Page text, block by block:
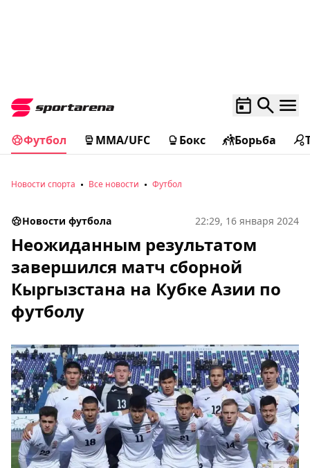
Футбол MMA/UFC Бокс Борьба
Новости спорта Все новости Футбол
Новости футбола 22:29, 16 января 2024
Неожиданным результатом
завершился матч сборной
Кыргызстана на Кубке Азии по
футболу